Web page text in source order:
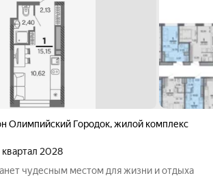
Олимпийский Городок,жилой комплекс
квартал 2028
чудесным местом для жизни и отдыха